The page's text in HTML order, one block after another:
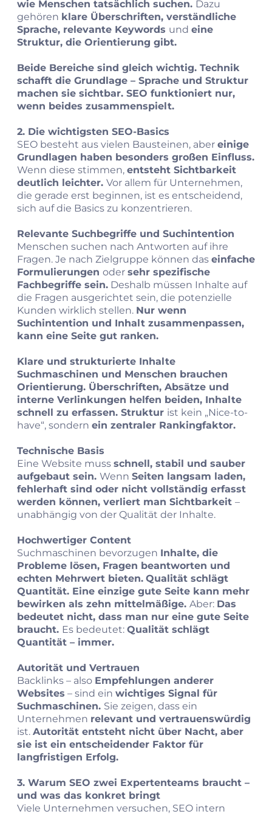
wie Menschen tatsächlich suchen. Dazu
gehören klare Überschriften, verständliche
Sprache, relevante Keywords und eine
Struktur, die Orientierung gibt.
Beide Bereiche sind gleich wichtig. Technik
schafft die Grundlage – Sprache und Struktur
machen sie sichtbar. SEO funktioniert nur,
wenn beides zusammenspielt.
2. Die wichtigsten SEO‑Basics
SEO besteht aus vielen Bausteinen, aber einige
Grundlagen haben besonders großen Einfluss.
Wenn diese stimmen, entsteht Sichtbarkeit
deutlich leichter. Vor allem für Unternehmen,
die gerade erst beginnen, ist es entscheidend,
sich auf die Basics zu konzentrieren.
Relevante Suchbegriffe und Suchintention
Menschen suchen nach Antworten auf ihre
Fragen. Je nach Zielgruppe können das einfache
Formulierungen oder sehr spezifische
Fachbegriffe sein. Deshalb müssen Inhalte auf
die Fragen ausgerichtet sein, die potenzielle
Kunden wirklich stellen. Nur wenn
Suchintention und Inhalt zusammenpassen,
kann eine Seite gut ranken.
Klare und strukturierte Inhalte
Suchmaschinen und Menschen brauchen
Orientierung. Überschriften, Absätze und
interne Verlinkungen helfen beiden, Inhalte
schnell zu erfassen. Struktur ist kein „Nice-to-
have“, sondern ein zentraler Rankingfaktor.
Technische Basis
Eine Website muss schnell, stabil und sauber
aufgebaut sein. Wenn Seiten langsam laden,
fehlerhaft sind oder nicht vollständig erfasst
werden können, verliert man Sichtbarkeit –
unabhängig von der Qualität der Inhalte.
Hochwertiger Content
Suchmaschinen bevorzugen Inhalte, die
Probleme lösen, Fragen beantworten und
echten Mehrwert bieten. Qualität schlägt
Quantität. Eine einzige gute Seite kann mehr
bewirken als zehn mittelmäßige. Aber: Das
bedeutet nicht, dass man nur eine gute Seite
braucht. Es bedeutet: Qualität schlägt
Quantität – immer.
Autorität und Vertrauen
Backlinks – also Empfehlungen anderer
Websites – sind ein wichtiges Signal für
Suchmaschinen. Sie zeigen, dass ein
Unternehmen relevant und vertrauenswürdig
ist. Autorität entsteht nicht über Nacht, aber
sie ist ein entscheidender Faktor für
langfristigen Erfolg.
3. Warum SEO zwei Expertenteams braucht –
und was das konkret bringt
Viele Unternehmen versuchen, SEO intern